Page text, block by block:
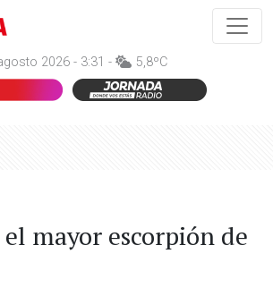
2026 - 3:31 - 5,8ºC
mayor escorpión de